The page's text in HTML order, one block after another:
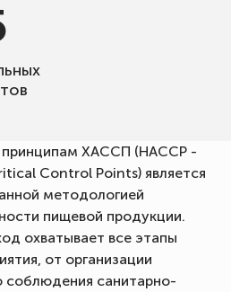
ХАССП (HACCP -
Control Points) является
методологией
пищевой продукции.
охватывает все этапы
от организации
соблюдения санитарно-